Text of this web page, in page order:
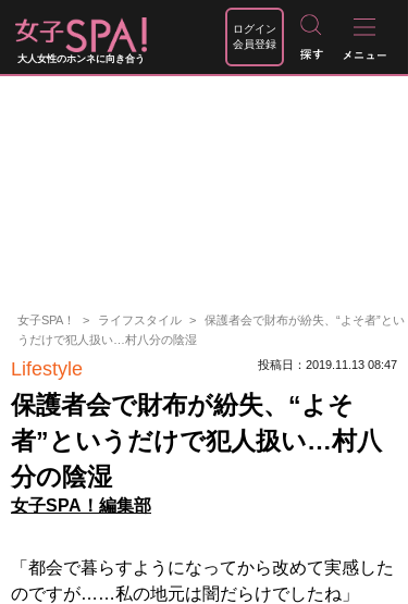
大人女性のホンネに向き合う
ログイン
会員登録
女子SPA！ ライフスタイル
保護者会で財布が紛失、“よそ者”とい
うだけで犯人扱い…村八分の陰湿
Lifestyle 投稿日：2019.11.13 08:47
保護者会で財布が紛失、“よそ
者”というだけで犯人扱い…村八
分の陰湿
女子SPA！編集部
「都会で暮らすようになってから改めて実感した
のですが……私の地元は闇だらけでしたね」